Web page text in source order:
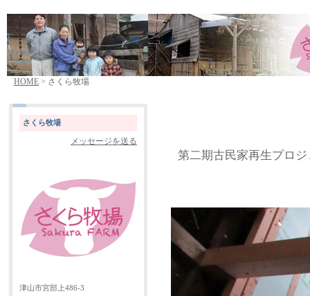
HOME > さくら牧場
さくら牧場
メッセージを送る
津山市宮部上486-3
第二期古民家再生プロ